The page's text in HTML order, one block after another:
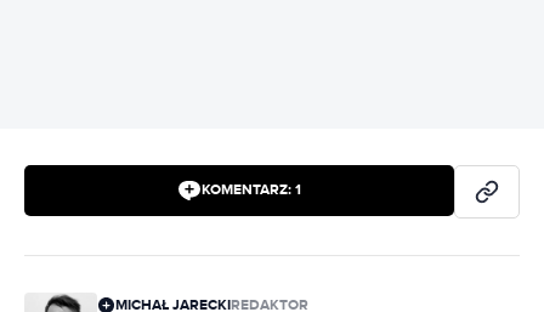
KOMENTARZ: 1
MICHAŁ JARECKIREDAKTOR